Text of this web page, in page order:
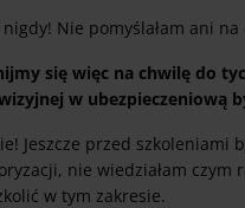
Nie pomyślałam ani
się więc na chwilę do
w ubezpieczeniową
Jeszcze przed szkoleniami
nie wiedziałam czym
w tym zakresie.